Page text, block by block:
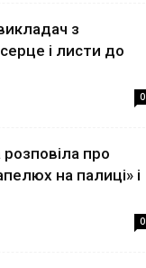
з
і листи до
0
про
на палиці» і
0